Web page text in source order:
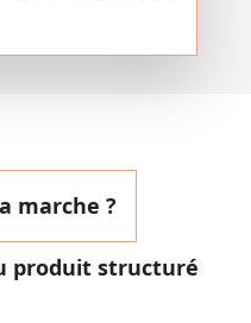
marche ?
produit structuré